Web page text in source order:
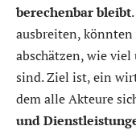
berechenbar bleibt
ausbreiten,
abschätzen, wie
sind. Ziel ist, ein
dem alle Akteure
und